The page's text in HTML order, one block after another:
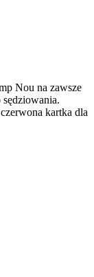
Nou na zawsze
kartka dla